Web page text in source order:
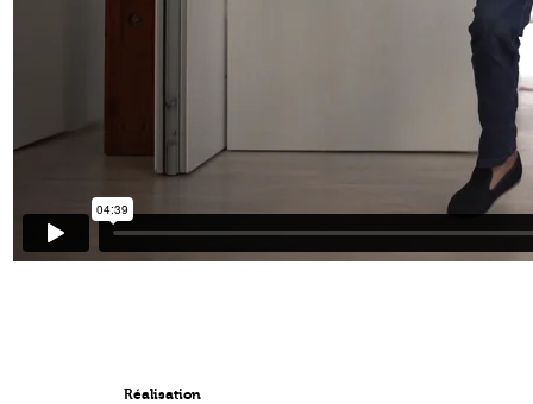
Réalisation